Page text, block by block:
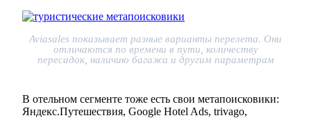
Aviasales показывает разные варианты перелета. Они
отличаются по времени в пути, количеству
пересадок, наличию багажа и другим параметрам
В отельном сегменте тоже есть свои метапоисковики:
Яндекс.Путешествия, Google Hotel Ads, trivago,